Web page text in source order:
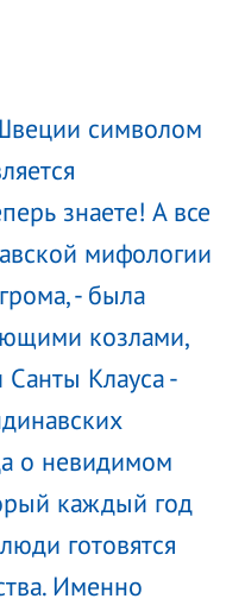
символом
знаете! А все
мифологии
- была
козлами,
Санты Клауса -
о невидимом
каждый год
готовятся
Именно